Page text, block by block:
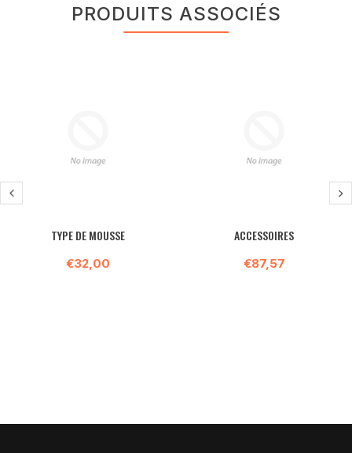
PRODUITS ASSOCIÉS
TYPE DE MOUSSE
€32,00
ACCESSOIRES
€87,57